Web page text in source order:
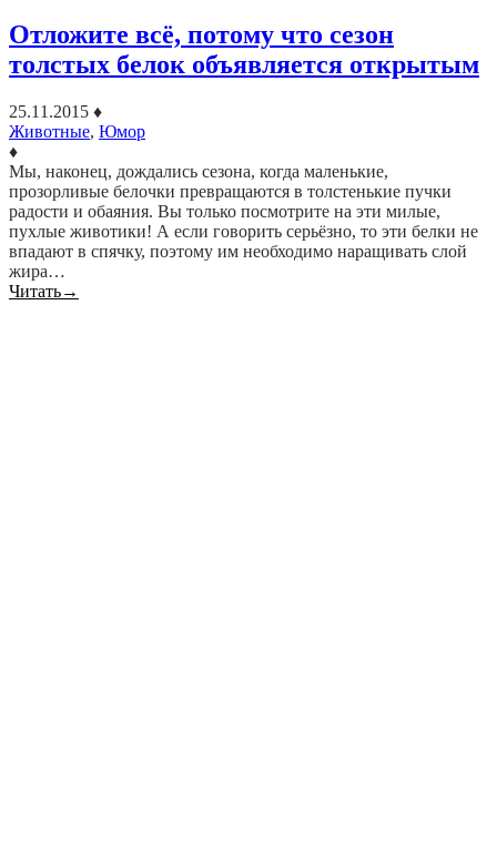
Отложите всё, потому что сезон
толстых белок объявляется открытым
25.11.2015 ♦
Животные, Юмор
♦
Мы, наконец, дождались сезона, когда маленькие,
прозорливые белочки превращаются в толстенькие пучки
радости и обаяния. Вы только посмотрите на эти милые,
пухлые животики! А если говорить серьёзно, то эти белки не
впадают в спячку, поэтому им необходимо наращивать слой
жира…
Читать→